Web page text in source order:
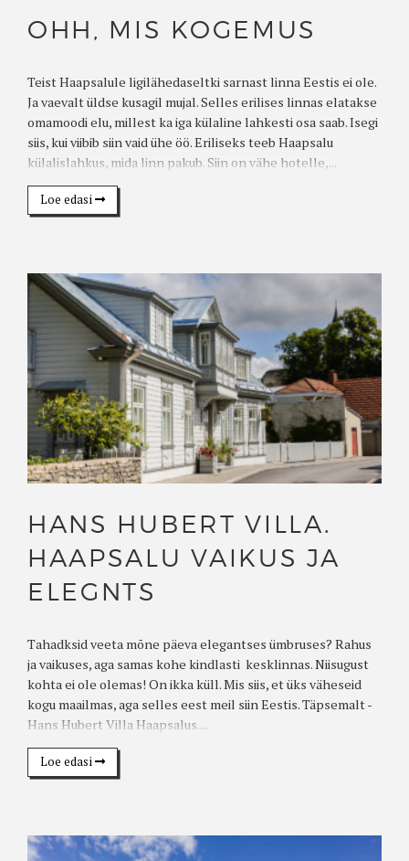
OHH, MIS KOGEMUS
Teist Haapsalule ligilähedaseltki sarnast linna Eestis ei ole.
Ja vaevalt üldse kusagil mujal. Selles erilises linnas elatakse
omamoodi elu, millest ka iga külaline lahkesti osa saab. Isegi
siis, kui viibib siin vaid ühe öö. Eriliseks teeb Haapsalu
külalislahkus, mida linn pakub. Siin on vähe hotelle,...
Loe edasi
HANS HUBERT VILLA.
HAAPSALU VAIKUS JA
ELEGNTS
Tahadksid veeta mõne päeva elegantses ümbruses? Rahus
ja vaikuses, aga samas kohe kindlasti kesklinnas. Niisugust
kohta ei ole olemas! On ikka küll. Mis siis, et üks väheseid
kogu maailmas, aga selles eest meil siin Eestis. Täpsemalt -
Hans Hubert Villa Haapsalus....
Loe edasi